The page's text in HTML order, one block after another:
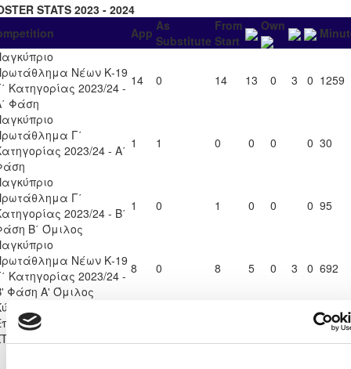
STATS 2023 - 2024
App As
Substitute
From
Start
Own
Νέων Κ-19
Κατηγορίας 2023/24 -
Φάση
14 0 14 13 0 3 0 1259
Γ΄
2023/24 - Α΄ 1 1 0 0 0 0 30
Γ΄
2023/24 - Β΄
Β΄ Όμιλος
1 0 1 0 0 0 95
Νέων Κ-19
Κατηγορίας 2023/24 -
Φάση Α' Όμιλος
8 0 8 5 0 3 0 692
Coca Cola Γ΄ &
Κατηγορίας
2023/24 - Τελικός
0